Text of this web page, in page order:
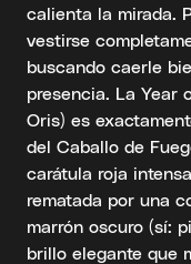
calienta la mirada.
vestirse
buscando caerle
presencia. La Year
Oris) es
del Caballo de
carátula roja
rematada por una
marrón oscuro (sí:
brillo elegante que